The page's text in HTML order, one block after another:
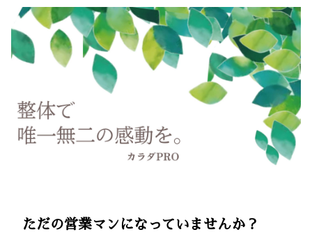
ただの営業マンになっていませんか？